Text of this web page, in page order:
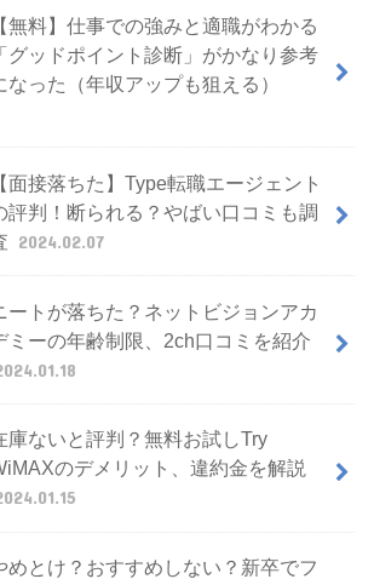
【無料】仕事での強みと適職がわかる
「グッドポイント診断」がかなり参考
なった（年収アップも狙える）
【面接落ちた】Type転職エージェント
評判！断られる？やばい口コミも調
2024.02.07
ートが落ちた？ネットビジョンアカ
ミーの年齢制限、2ch口コミを紹介
庫ないと評判？無料お試しTry
のデメリット、違約金を解説
めとけ？おすすめしない？新卒でフ